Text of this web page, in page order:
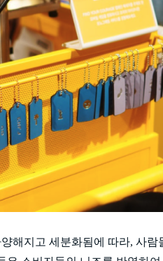
해지고 세분화됨에 따라, 사